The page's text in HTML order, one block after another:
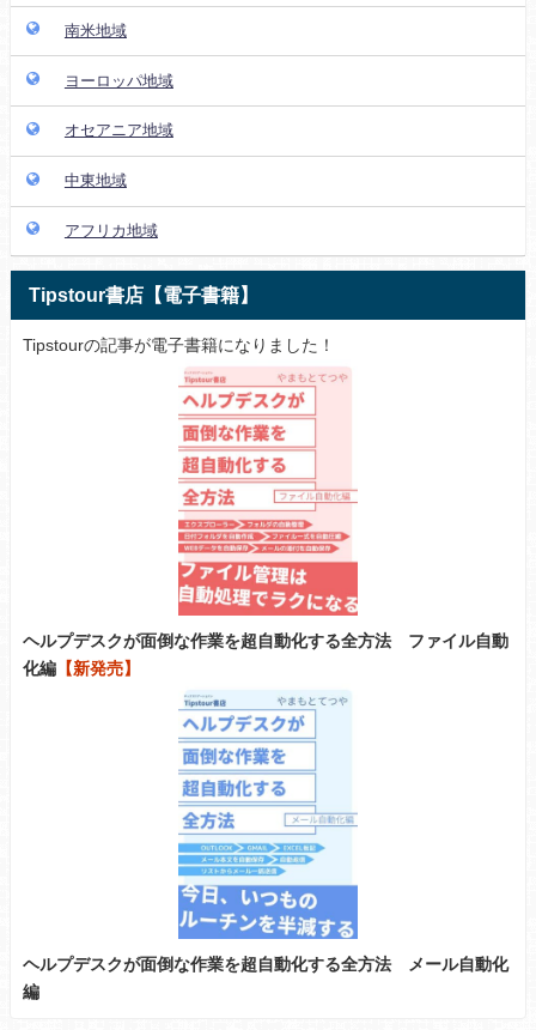
南米地域
ヨーロッパ地域
オセアニア地域
中東地域
アフリカ地域
Tipstour書店【電子書籍】
Tipstourの記事が電子書籍になりました！
ヘルプデスクが面倒な作業を超自動化する全方法 ファイル自動
化編 【新発売】
ヘルプデスクが面倒な作業を超自動化する全方法 メール自動化
編